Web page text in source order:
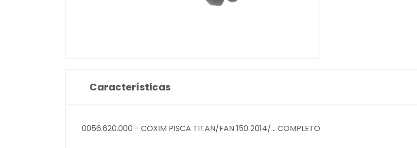
Características
0056.620.000 - COXIM PISCA TITAN/FAN 150 2014/... COMPLETO